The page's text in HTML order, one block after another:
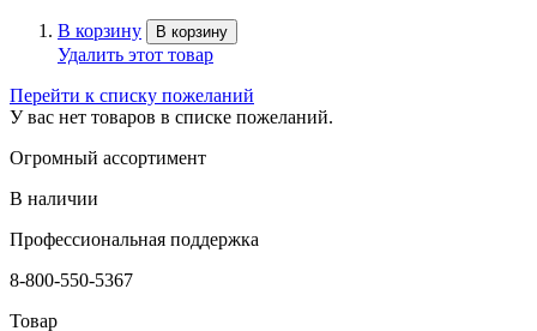
В корзину В корзину
Удалить этот товар
Перейти к списку пожеланий
У вас нет товаров в списке пожеланий.
Огромный ассортимент
В наличии
Профессиональная поддержка
8-800-550-5367
Товар